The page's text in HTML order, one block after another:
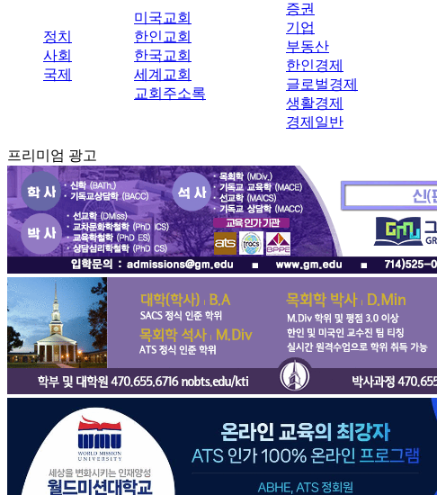
정치
사회
국제
미국교회
한인교회
한국교회
세계교회
교회주소록
증권
기업
부동산
한인경제
글로벌경제
생활경제
경제일반
프리미엄 광고